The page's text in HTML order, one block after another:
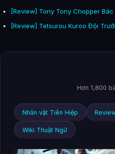
[Review] Tony Tony Chopper
[Review] Tetsurou Kuroo Đội
Hơn 1,800
Nhân vật Tiên Hiệp
Wiki Thuật Ngữ